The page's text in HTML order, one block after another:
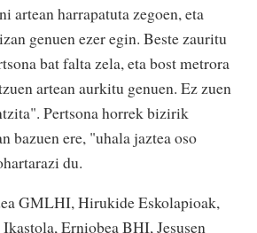
artean harrapatuta zegoen, eta
genuen ezer egin. Beste zauritu
bat falta zela, eta bost metrora
artean aurkitu genuen. Ez zuen
Pertsona horrek bizirik
bazuen ere, "uhala jaztea oso
du.
GMLHI, Hirukide Eskolapioak,
Erniobea BHI, Jesusen